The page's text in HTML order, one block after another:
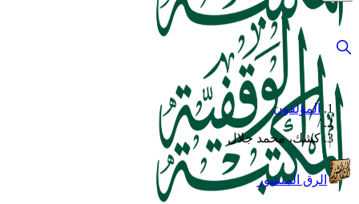
المؤلفون
/
كشك، محمد جلال
الرق المنشور